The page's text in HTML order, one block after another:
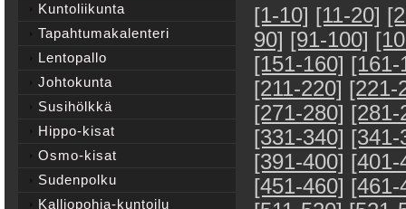
[1-10] [11-20]
90] [91-100]
[151-160] [161-
[211-220] [221-
[271-280] [281-
[331-340] [341-
[391-400] [401-
[451-460] [461-
Kuntoliikunta
Tapahtumakalenteri
Lentopallo
Johtokunta
Susihölkkä
Hippo-kisat
Osmo-kisat
Sudenpolku
Kalliopohja-kuntoilu